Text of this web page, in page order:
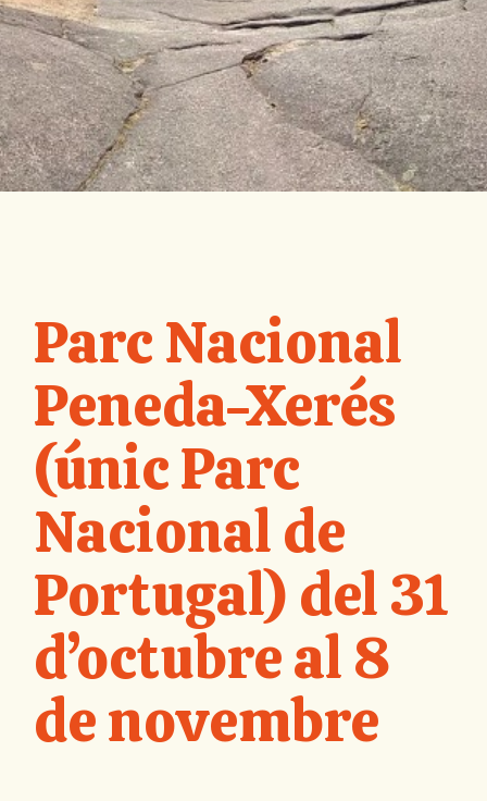
Parc Nacional
Peneda-Xerés
(únic Parc
Nacional de
Portugal) del 31
d’octubre al 8
de novembre